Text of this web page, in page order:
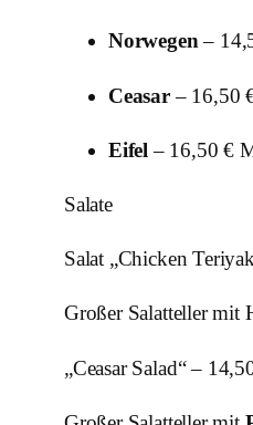
Norwegen–
Ceasar– 16,50
Eifel – 16,50 €
Salate
Salat „Chicken
Großer Salatteller mit
„Ceasar Salad“ –